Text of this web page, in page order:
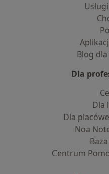
Blog
Dla
Dla
Dla
Noa
Centrum